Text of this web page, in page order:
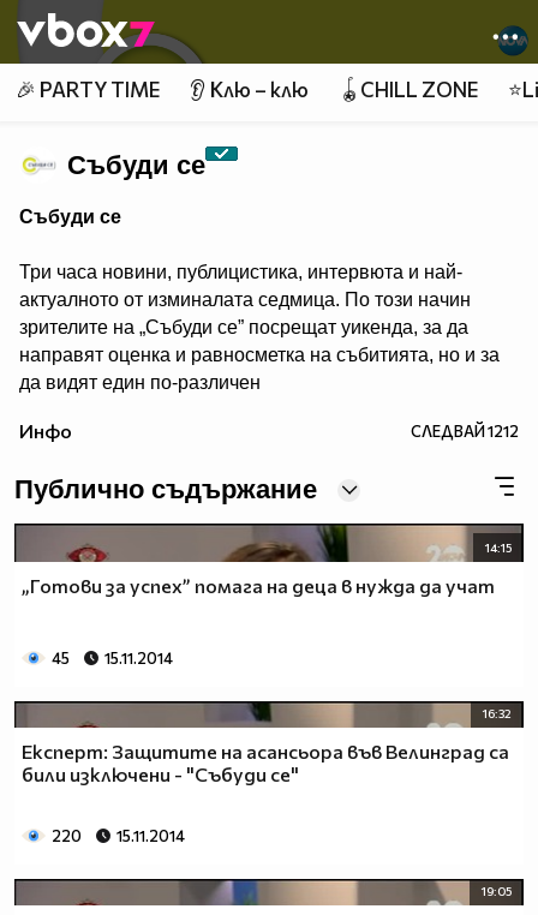
👾
🎉 PARTY TIME 👂 Клю – клю 🪀CHILL ZONE
Събуди се
Събуди се
Три часа новини, публицистика, интервюта и най-
актуалното от изминалата седмица. По този начин
зрителите на „Събуди се” посрещат уикенда, за да
направят оценка и равносметка на събитията, но и за
да видят един по-различен
Инфо СЛЕДВАЙ1212
Публично съдържание
14:15
„Готови за успех” помага на деца в нужда да учат
45 15.11.2014
16:32
Експерт: Защитите на асансьора във Велинград са
били изключени - "Събуди се"
220 15.11.2014
19:05